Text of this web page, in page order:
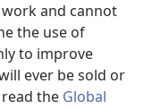
and cannot
the use of
to improve
ever be sold or
the Global